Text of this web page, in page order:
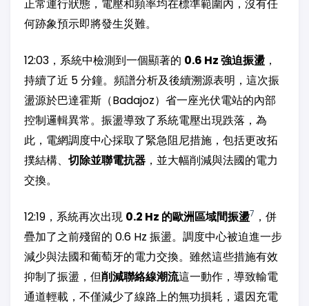
正常運行狀態，電壓和頻率均在標準範圍內，沒有任
何跡象預示即將發生災難。
12:03，系統中檢測到一個顯著的 0.6 Hz 強迫振盪 ，
持續了近 5 分鐘。頻譜分析及後續溯源表明，這次振
盪源於巴達霍斯（Badajoz）省一座光伏電站的內部
控制邏輯異常。振盪導致了系統電壓出現跌落，為
此，電網調度中心採取了緊急阻尼措施，包括更改拓
撲結構、 切除並聯電抗器 ，並大幅削減與法國的電力
交換。
12:19，系統再次出現 0.2 Hz 的歐洲區域間振盪7 ，併
疊加了之前殘留的 0.6 Hz 振盪。調度中心被迫進一步
減少與法國和葡萄牙的電力交換。雖然這些措施有效
抑制了振盪，但削減聯絡線潮流這一動作，導致輸電
通道輕載，不僅減少了線路上的無功損耗，還因充電